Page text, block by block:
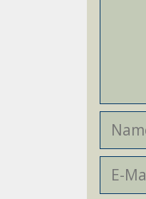
Name
E-
Mail-